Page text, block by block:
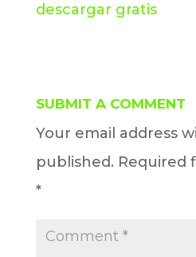
descargar gratis
SUBMIT A COMMENT
Your email address
published. Required
*